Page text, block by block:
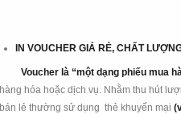
IN VOUCHER GIÁ RẺ, CHẤT
Voucher là “một dạng phiếu mua
hàng hóa hoặc dịch vụ. Nhằm thu hút
bán lẻ thường sử dụng thẻ khuyến mại